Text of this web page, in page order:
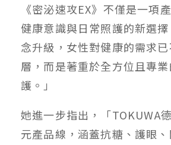
《密泌速攻EX》不僅是一項
健康意識與日常照護的新選
念升級，女性對健康的需求
層，而是著重於全方位且專
護。」
她進一步指出，「TOKUWA
元產品線，涵蓋抗糖、護眼